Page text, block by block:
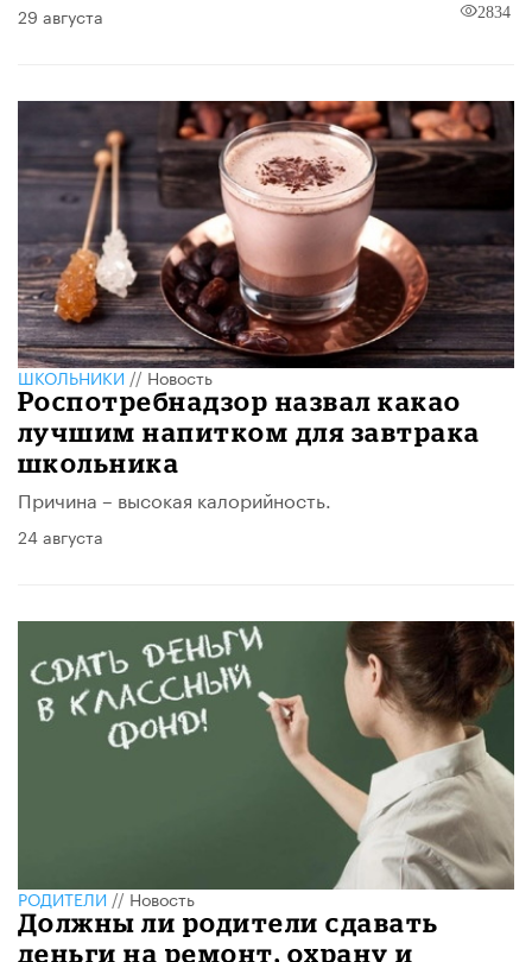
29 августа 2834
ШКОЛЬНИКИ//Новость
Роспотребнадзор назвал какао
лучшим напитком для завтрака
школьника
Причина – высокая калорийность.
24 августа
РОДИТЕЛИ//Новость
Должны ли родители сдавать
деньги на ремонт, охрану и